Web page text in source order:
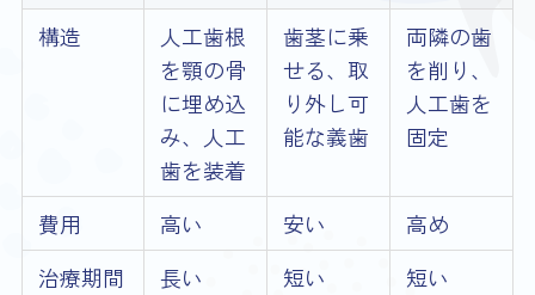
構造
人工歯根
を顎の骨
に埋め込
み、人工
歯を装着
歯茎に乗
せる、取
り外し可
能な義歯
両隣の歯
を削り、
人工歯を
固定
費用 高い 安い
高め
治療期間
長い 短い
短い